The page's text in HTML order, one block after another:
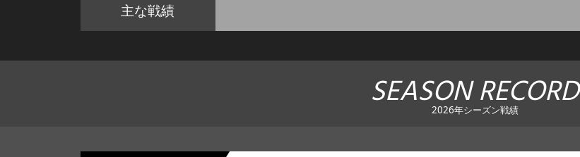
主な戦績
SEASON RECORD
2026年シーズン戦績